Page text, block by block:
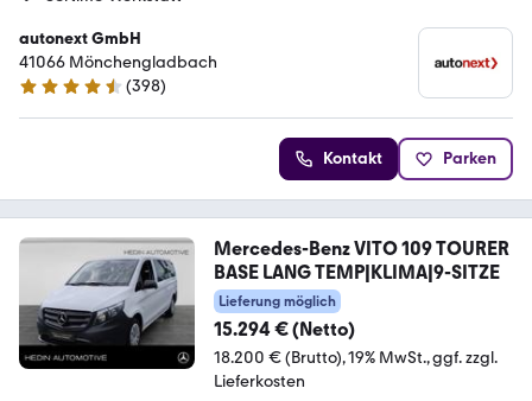
autonext GmbH
41066 Mönchengladbach
4.7 Sterne
(398)
Kontakt Parken
Mercedes-Benz VITO 109 TOURER
BASE LANG TEMP|KLIMA|9-SITZE
Lieferung möglich
15.294 € (Netto)
18.200 € (Brutto) 19% MwSt. ggf. zzgl.
Lieferkosten